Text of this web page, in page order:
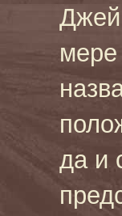
мере
да и